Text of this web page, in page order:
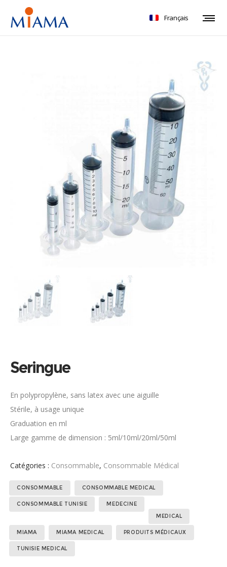
Français
Seringue
En polypropylène, sans latex avec une aiguille
Stérile, à usage unique
Graduation en ml
Large gamme de dimension : 5ml/10ml/20ml/50ml
Catégories : Consommable, Consommable Médical
CONSOMMABLE CONSOMMABLE MEDICAL
CONSOMMABLE TUNISIE MEDECINE
MEDICAL
MIAMA MIAMA MEDICAL PRODUITS MÉDICAUX
TUNISIE MEDICAL